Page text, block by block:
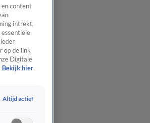
en content
intrekt,
op de link
Digitale
Bekijk hier
Altijd actief